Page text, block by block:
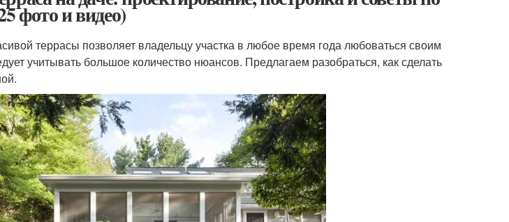
фото и видео)
террасы позволяет владельцу участка в любое время года любоваться своим
учитывать большое количество нюансов. Предлагаем разобраться, как сделать